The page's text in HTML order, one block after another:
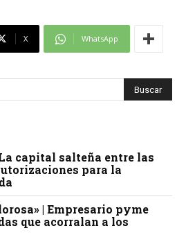
X WhatsApp
capital salteña entre las
para la
| Empresario pyme
que acorralan a los